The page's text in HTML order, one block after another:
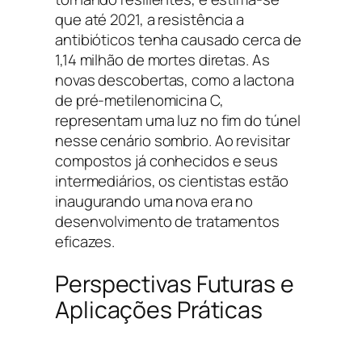
que até 2021, a resistência a
antibióticos tenha causado cerca de
1,14 milhão de mortes diretas. As
novas descobertas, como a lactona
de pré-metilenomicina C,
representam uma luz no fim do túnel
nesse cenário sombrio. Ao revisitar
compostos já conhecidos e seus
intermediários, os cientistas estão
inaugurando uma nova era no
desenvolvimento de tratamentos
eficazes.
Perspectivas Futuras e
Aplicações Práticas